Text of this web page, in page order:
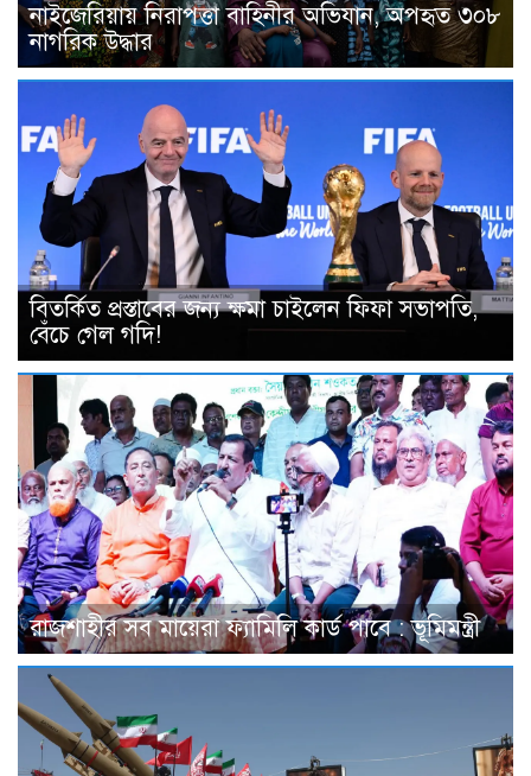
নাইজেরিয়ায় নিরাপত্তা বাহিনীর অভিযান, অপহৃত ৩০৮
নাগরিক উদ্ধার
বিতর্কিত প্রস্তাবের জন্য ক্ষমা চাইলেন ফিফা সভাপতি,
বেঁচে গেল গদি!
রাজশাহীর সব মায়েরা ফ্যামিলি কার্ড পাবে : ভূমিমন্ত্রী